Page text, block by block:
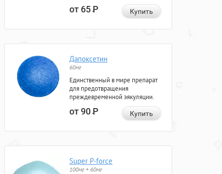
от 65Р Купить
Дапоксетин
60мг
Единственный в мире препарат
для предотвращения
преждевременной эякуляции.
от 90Р Купить
Super P-force
100мг + 60мг